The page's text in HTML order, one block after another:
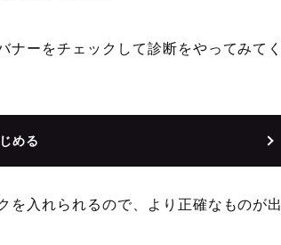
ーをチェックして診断をやってみてく
める
を入れられるので、より正確なものが出